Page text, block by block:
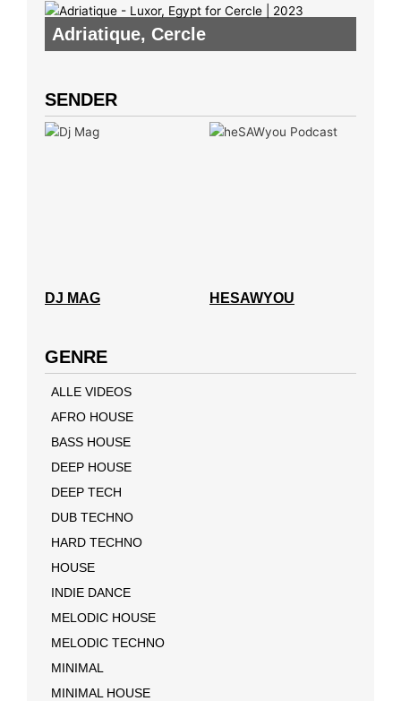
Adriatique, Cercle
SENDER
DJ MAG HESAWYOU
GENRE
ALLE VIDEOS
AFRO HOUSE
BASS HOUSE
DEEP HOUSE
DEEP TECH
DUB TECHNO
HARD TECHNO
HOUSE
INDIE DANCE
MELODIC HOUSE
MELODIC TECHNO
MINIMAL
MINIMAL HOUSE